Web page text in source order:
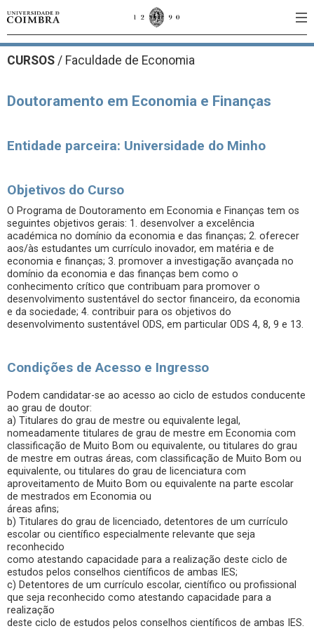
CURSOS / Faculdade de Economia
Doutoramento em Economia e Finanças
Entidade parceira: Universidade do Minho
Objetivos do Curso
O Programa de Doutoramento em Economia e Finanças tem os
seguintes objetivos gerais: 1. desenvolver a excelência
académica no domínio da economia e das finanças; 2. oferecer
aos/às estudantes um currículo inovador, em matéria e de
economia e finanças; 3. promover a investigação avançada no
domínio da economia e das finanças bem como o
conhecimento crítico que contribuam para promover o
desenvolvimento sustentável do sector financeiro, da economia
e da sociedade; 4. contribuir para os objetivos do
desenvolvimento sustentável ODS, em particular ODS 4, 8, 9 e 13.
Condições de Acesso e Ingresso
Podem candidatar-se ao acesso ao ciclo de estudos conducente
ao grau de doutor:
a) Titulares do grau de mestre ou equivalente legal,
nomeadamente titulares de grau de mestre em Economia com
classificação de Muito Bom ou equivalente, ou titulares do grau
de mestre em outras áreas, com classificação de Muito Bom ou
equivalente, ou titulares do grau de licenciatura com
aproveitamento de Muito Bom ou equivalente na parte escolar
de mestrados em Economia ou
áreas afins;
b) Titulares do grau de licenciado, detentores de um currículo
escolar ou científico especialmente relevante que seja
reconhecido
como atestando capacidade para a realização deste ciclo de
estudos pelos conselhos científicos de ambas IES;
c) Detentores de um currículo escolar, científico ou profissional
que seja reconhecido como atestando capacidade para a
realização
deste ciclo de estudos pelos conselhos científicos de ambas IES.